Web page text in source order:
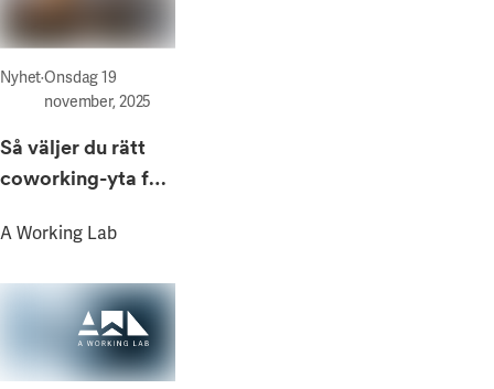
Karlstad
Karlstads universitet
Högskolan i Gävle
Högskolan i Skövde
Borås
Högskolan i Borås
Våra projekt
Nyhet·Onsdag 19
november, 2025
Så väljer du rätt
coworking-yta för
varför A Working
är ett smart val
A Working Lab